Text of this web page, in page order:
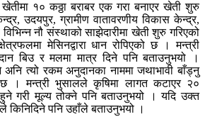
१० कठ्ठा बराबर एक गरा बनाएर खेती शुरु
उदयपुर, ग्रामीण वातावरणीय विकास केन्द्र,
नौ संस्थाको साझेदारीमा खेती शुरु गरिएको
मेसिनद्वारा धान रोपिएको छ । मन्त्री
बिउ र मलमा मात्र दिने पनि बताउनुभयो ।
त्यो रकम अनुदानका नाममा जथाभावी बाँड्नु
। मन्त्री भुसालले कृषिमा लागत कटाएर २०
गरी मूल्य तोक्ने पनि बताउनुभयो । यदि उक्त
किनिदिने पनि उहाँले बताउनुभयो ।